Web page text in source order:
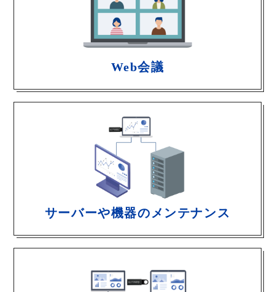
Web会議
サーバーや機器のメンテナンス